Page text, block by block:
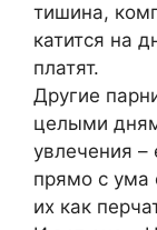
тишина,
катится на
платят.
Другие
целыми
увлечения
прямо с ума
их как